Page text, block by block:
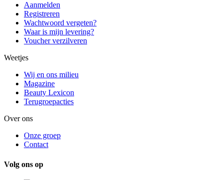
Aanmelden
Registreren
Wachtwoord vergeten?
Waar is mijn levering?
Voucher verzilveren
Weetjes
Wij en ons milieu
Magazine
Beauty Lexicon
Terugroepacties
Over ons
Onze groep
Contact
Volg ons op